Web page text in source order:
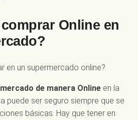
Online en
de manera Online en la
puede ser seguro siempre que se
básicas. Hay que tener en